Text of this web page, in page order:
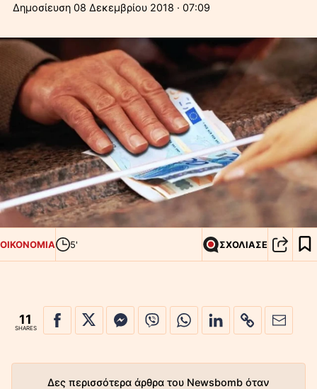
08 Δεκεμβρίου 2018 · 07:09
ΟΙΚΟΝΟΜΙΑ 5' ΣΧΟΛΙΑΣΕ
11
SHARES
Δες περισσότερα άρθρα του Newsbomb όταν